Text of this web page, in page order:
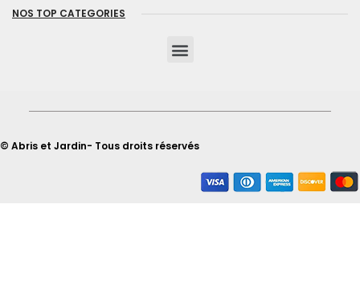
NOS TOP CATEGORIES
© Abris et Jardin- Tous droits réservés